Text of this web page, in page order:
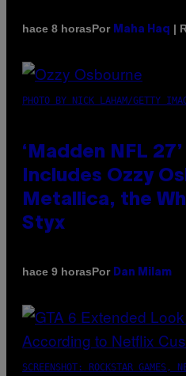
hace 8 horasPor Maha Haq |
PHOTO BY NICK LAHAM/GETTY
‘Madden NFL
Includes Ozzy
Metallica, the
Styx
hace 9 horasPor Dan Milam
SCREENSHOT: ROCKSTAR GAMES,